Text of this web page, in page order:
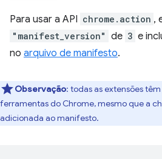
Para usar a API chrome.action ,
"manifest_version" de 3 e
no arquivo de manifesto.
Observação: todas as extensões
ferramentas do Chrome, mesmo que a
adicionada ao manifesto.